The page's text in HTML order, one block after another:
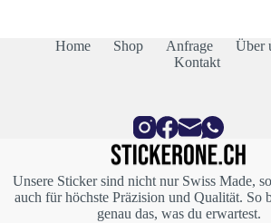
auf.Home Shop Anfrage Über
Kontakt
Unsere Sticker sind nicht nur Swiss Made,
auch für höchste Präzision und Qualität. So
genau das, was du erwartest.